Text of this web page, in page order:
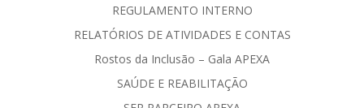
REGULAMENTO INTERNO
RELATÓRIOS DE ATIVIDADES E CONTAS
Rostos da Inclusão – Gala APEXA
SAÚDE E REABILITAÇÃO